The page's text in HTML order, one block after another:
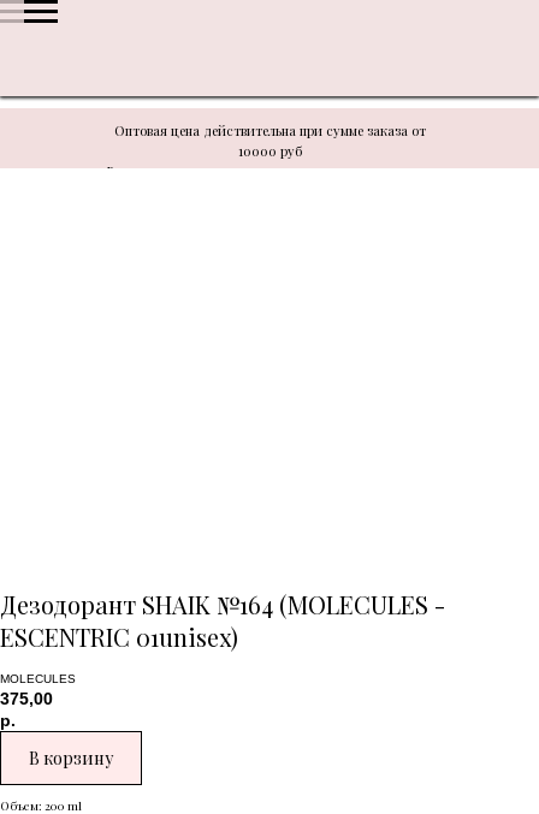
Оптовая цена действительна при сумме заказа от
10000 руб
В связи с техническими моментами цену уточнять у
Дезодорант SHAIK №164 (MOLECULES -
ESCENTRIC 01unisex)
MOLECULES
375,00
р.
В корзину
Объем: 200 ml